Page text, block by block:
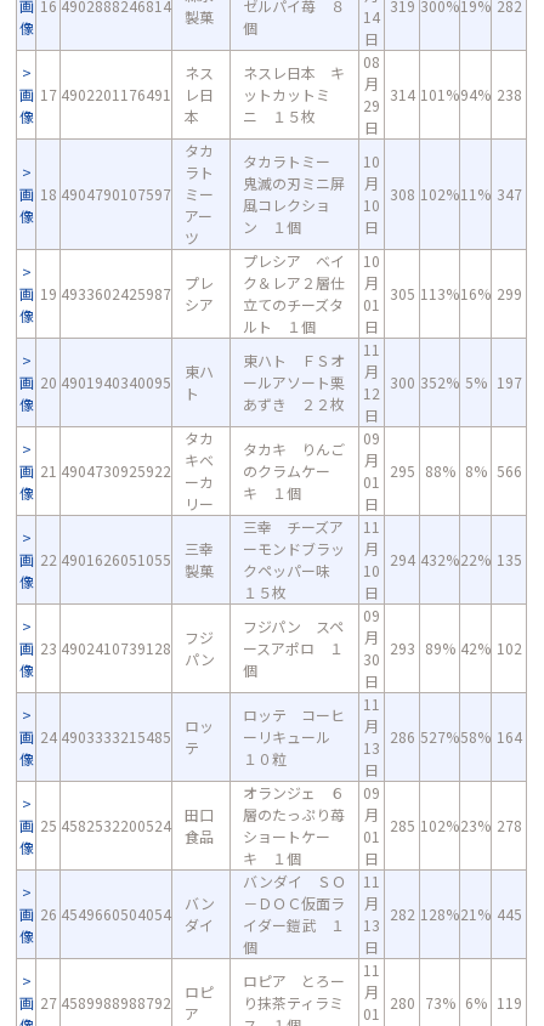
画
像
16 4902888246814
製菓
ゼルパイ苺 ８
個
14
日
319 300%19% 282
画
像
17 4902201176491
ネス
レ日
本
ネスレ日本 キ
ットカットミ
ニ １５枚
08
月
29
日
314 101%94% 238
画
像
18 4904790107597
タカ
ラト
ミー
アー
ツ
タカラトミー
鬼滅の刃ミニ屏
風コレクショ
ン １個
10
月
10
日
308 102%11% 347
画
像
19 4933602425987
プレ
シア
プレシア ベイ
ク＆レア２層仕
立てのチーズタ
ルト １個
10
月
01
日
305 113%16% 299
画
像
20 4901940340095
東ハ
ト
東ハト ＦＳオ
ールアソート栗
あずき ２２枚
11
月
12
日
300 352% 5% 197
画
像
21 4904730925922
タカ
キベ
ーカ
リー
タカキ りんご
のクラムケー
キ １個
09
月
01
日
295 88% 8% 566
画
像
22 4901626051055
三幸
製菓
三幸 チーズア
ーモンドブラッ
クペッパー味
１５枚
11
月
10
日
294 432%22% 135
画
像
23 4902410739128
フジ
パン
フジパン スペ
ースアポロ １
個
09
月
30
日
293 89% 42% 102
画
像
24 4903333215485
ロッ
テ
ロッテ コーヒ
ーリキュール
１０粒
11
月
13
日
286 527%58% 164
画
像
25 4582532200524
田口
食品
オランジェ ６
層のたっぷり苺
ショートケー
キ １個
09
月
01
日
285 102%23% 278
画
像
26 4549660504054
バン
ダイ
バンダイ ＳＯ
－ＤＯＣ仮面ラ
イダー鎧武 １
個
11
月
13
日
282 128%21% 445
画 27 4589988988792
ロピ
ア
ロピア とろー
り抹茶ティラミ
11
月
01
280 73% 6% 119